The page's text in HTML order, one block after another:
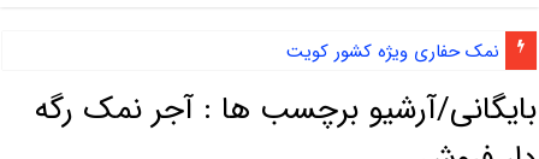
نمک حفاری ویژه کشور کویت
بایگانی/آرشیو برچسب ها : آجر نمک رگه